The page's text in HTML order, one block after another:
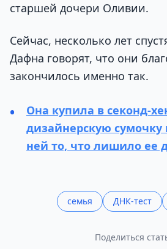
старшей дочери Оливии.
Сейчас, несколько лет
Дафна говорят, что они
закончилось именно так.
Она купила в секонд-
дизайнерскую
ней то, что лишило ее
семья ДНК-тест
Поделиться